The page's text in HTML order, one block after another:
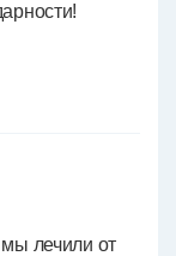
лечили от